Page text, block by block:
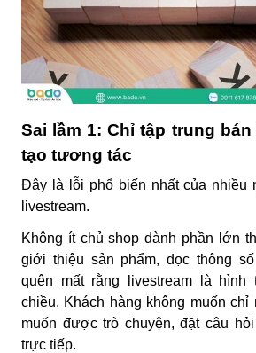
Sai lầm 1: Chỉ tập trung
tạo tương tác
Đây là lỗi phổ biến nhất của nhiều
livestream.
Không ít chủ shop dành phần lớn
giới thiệu sản phẩm, đọc thông
quên mất rằng livestream là hình
chiều. Khách hàng không muốn chỉ
muốn được trò chuyện, đặt câu
trực tiếp.